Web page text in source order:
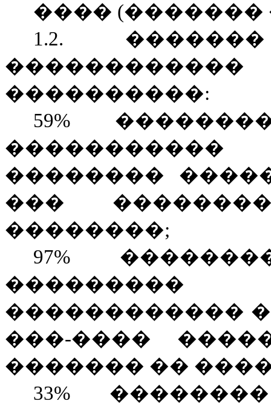
���� (�������
1.2.
����������:
59%
��������
���
��������;
97%
������������
���-����
������� ��
33%